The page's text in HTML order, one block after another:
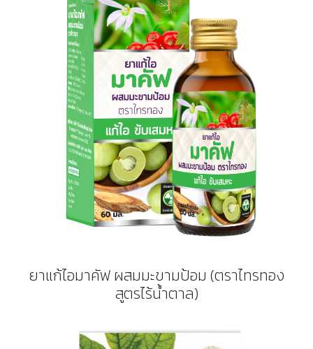
ยาแก้ไอมาคัฟ ผสมมะขามป้อม (ตราไทรทอง
สูตรไร้น้ำตาล)